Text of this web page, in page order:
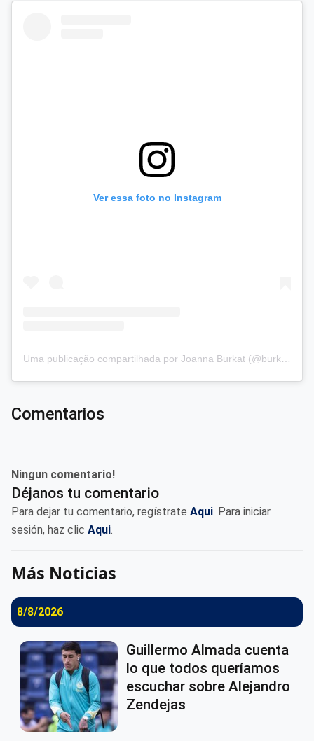
Ver essa foto no Instagram
Comentarios
Ningun comentario!
Déjanos tu comentario
Para dejar tu comentario, regístrate Aqui. Para iniciar
sesión, haz clic Aqui.
Más Noticias
8/8/2026
Guillermo Almada cuenta
lo que todos queríamos
escuchar sobre Alejandro
Zendejas